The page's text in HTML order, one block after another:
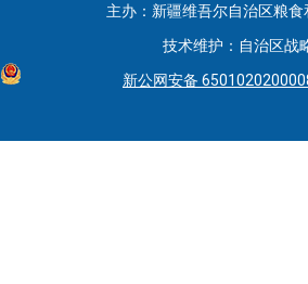
主办：新疆维吾尔自治区粮
技术维护：自治区
新公网安备